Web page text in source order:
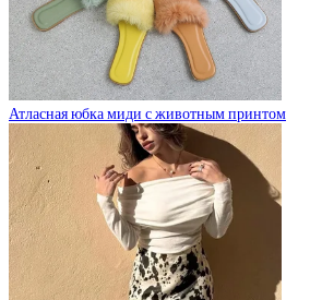
Атласная юбка миди с животным принтом